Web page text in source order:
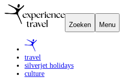
Zoeken Menu
travel
silverjet holidays
culture